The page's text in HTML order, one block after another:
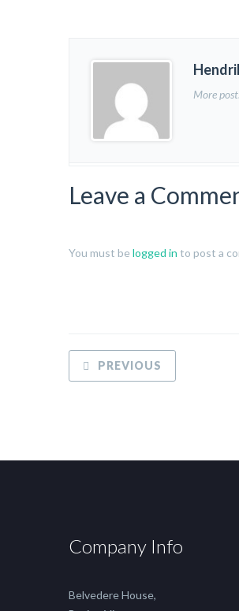
More
Leave a
You must be logged in to post a
PREVIOUS
Company Info
Belvedere House,